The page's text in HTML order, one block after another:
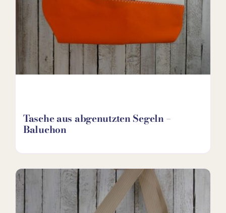
Tasche aus abgenutzten Segeln –
Baluchon